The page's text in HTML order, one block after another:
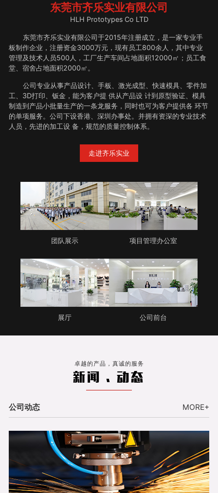
东莞市齐乐实业有限公司
HLH Prototypes Co LTD
东莞市齐乐实业有限公司于2015年注册成立，是一家专业手
板制作企业，注册资金3000万元，现有员工800余人，其中专业
管理及技术人员500人，工厂生产车间占地面积12000㎡；员工食
堂、宿舍占地面积2000㎡。
公司专业从事产品设计、手板、激光成型、快速模具、零件加
工、3D打印、钣金，能为客户提 供从产品设 计到原型验证、模具
制造到产品小批量生产的一条龙服务，同时也可为客户提供各 环节
的单项服务。公司下设香港、深圳办事处。并拥有资深的专业技术
人员，先进的加工设 备，规范的质量控制体系。
走进齐乐实业
团队展示 项目管理办公室
展厅 公司前台
卓越的产品，真诚的服务
新闻 . 动态
公司动态 MORE+